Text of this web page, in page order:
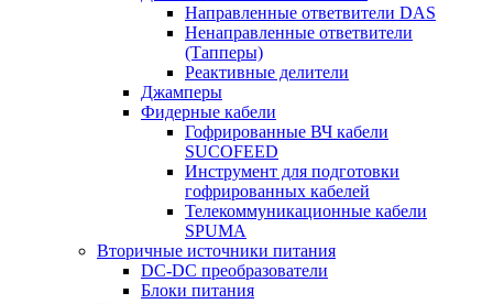
Направленные ответвители DAS
Ненаправленные ответвители
(Тапперы)
Реактивные делители
Джамперы
Фидерные кабели
Гофрированные ВЧ кабели
SUCOFEED
Инструмент для подготовки
гофрированных кабелей
Телекоммуникационные кабели
SPUMA
Вторичные источники питания
DC-DC преобразователи
Блоки питания